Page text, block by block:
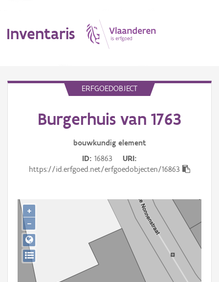
Inventaris
Erfgoedobject
Gebeurtenis
Persoon of collectief
Downloads
Hergebruik
ERFGOEDOBJECT
Burgerhuis van 1763
bouwkundig element
ID 16863
URI
https://id.erfgoed.net/erfgoedobjecten/16863
+
−